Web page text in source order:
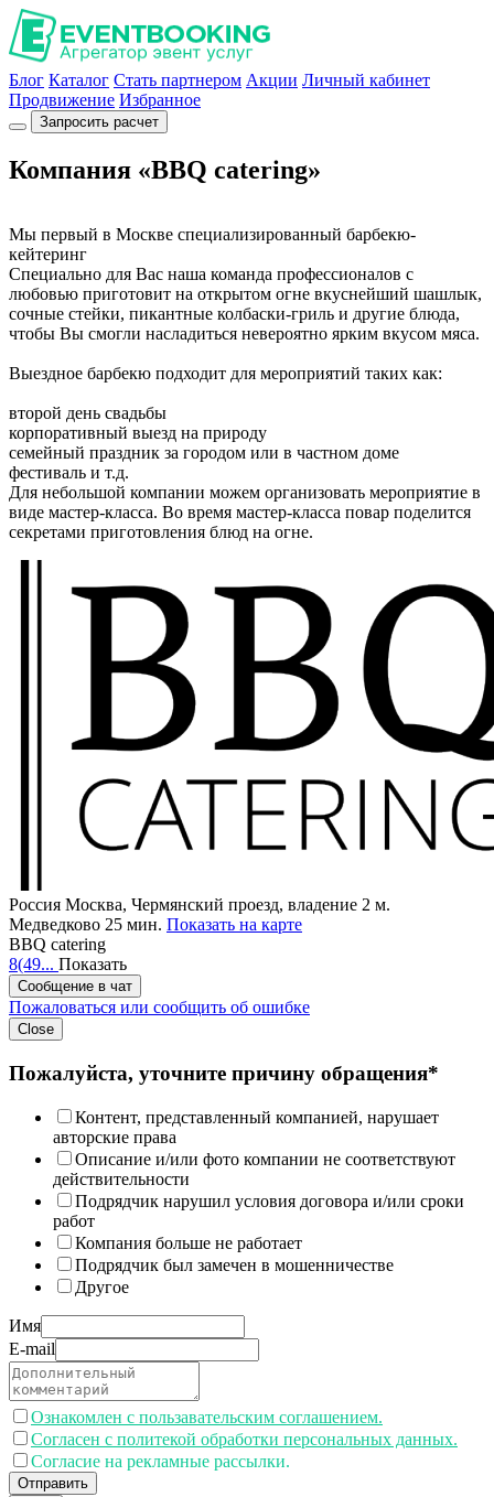
Блог Каталог Стать партнером Акции Личный кабинет
Продвижение Избранное
Запросить расчет
Компания «BBQ catering»
Мы первый в Москве специализированный барбекю-
кейтеринг
Специально для Вас наша команда профессионалов с
любовью приготовит на открытом огне вкуснейший шашлык,
сочные стейки, пикантные колбаски-гриль и другие блюда,
чтобы Вы смогли насладиться невероятно ярким вкусом мяса.
Выездное барбекю подходит для мероприятий таких как:
второй день свадьбы
корпоративный выезд на природу
семейный праздник за городом или в частном доме
фестиваль и т.д.
Для небольшой компании можем организовать мероприятие в
виде мастер-класса. Во время мастер-класса повар поделится
секретами приготовления блюд на огне.
Россия Москва, Чермянский проезд, владение 2 м.
Медведково 25 мин. Показать на карте
BBQ catering
8(49... Показать
Сообщение в чат
Пожаловаться или сообщить об ошибке
Close
Пожалуйста, уточните причину обращения*
Контент, представленный компанией, нарушает
авторские права
Описание и/или фото компании не соответствуют
действительности
Подрядчик нарушил условия договора и/или сроки
работ
Компания больше не работает
Подрядчик был замечен в мошенничестве
Другое
Имя
E-mail
Ознакомлен с пользавательским соглашением.
Согласен с политекой обработки персональных данных.
Согласие на рекламные рассылки.
Отправить